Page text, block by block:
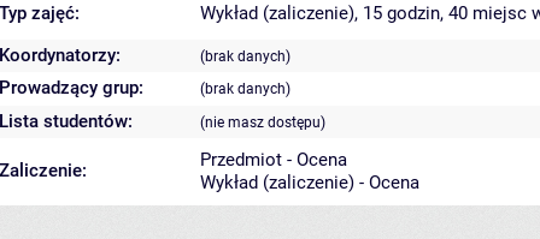
Typ zajęć:
Wykład (zaliczenie), 15 godzin, 40 miejsc
Koordynatorzy:
(brak danych)
Prowadzący grup: (brak danych)
Lista studentów: (nie masz dostępu)
Zaliczenie:
Przedmiot - Ocena
Wykład (zaliczenie) - Ocena